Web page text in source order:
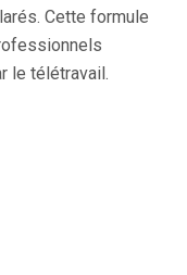
Cette formule
le télétravail.